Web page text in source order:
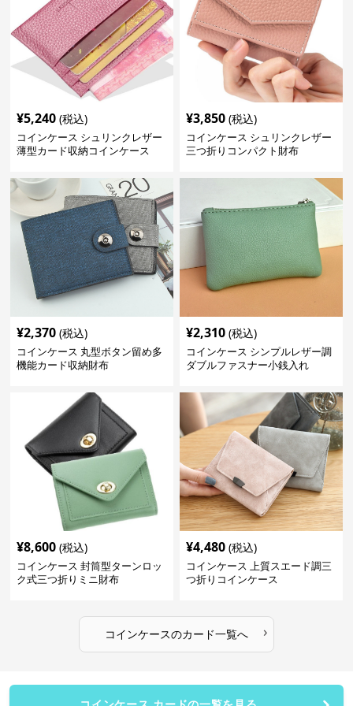
¥5,240 (税込)
コインケース シュリンクレザー
薄型カード収納コインケース
¥3,850 (税込)
コインケース シュリンクレザー
三つ折りコンパクト財布
¥2,370 (税込)
コインケース 丸型ボタン留め多
機能カード収納財布
¥2,310 (税込)
コインケース シンプルレザー調
ダブルファスナー小銭入れ
¥8,600 (税込)
コインケース 封筒型ターンロッ
ク式三つ折りミニ財布
¥4,480 (税込)
コインケース 上質スエード調三
つ折りコインケース
コインケースのカード一覧へ ›